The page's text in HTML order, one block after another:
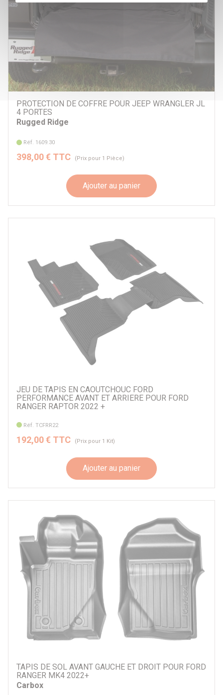
PROTECTION DE COFFRE POUR JEEP WRANGLER JL
4 PORTES
Rugged Ridge
Réf. 1609.30
398,00 € TTC (Prix pour 1 Pièce)
Ajouter au panier
JEU DE TAPIS EN CAOUTCHOUC FORD
PERFORMANCE AVANT ET ARRIERE POUR FORD
RANGER RAPTOR 2022 +
Réf. TCFRR22
192,00 € TTC (Prix pour 1 Kit)
Ajouter au panier
TAPIS DE SOL AVANT GAUCHE ET DROIT POUR FORD
RANGER MK4 2022+
Carbox